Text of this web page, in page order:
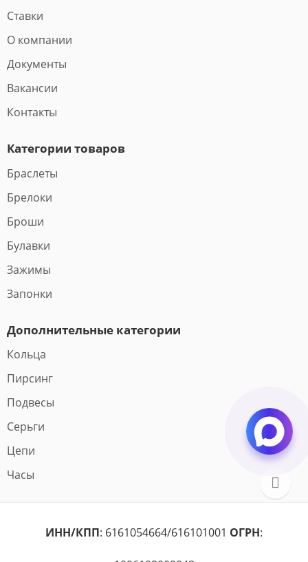
Ставки
О компании
Документы
Вакансии
Контакты
Категории товаров
Браслеты
Брелоки
Броши
Булавки
Зажимы
Запонки
Дополнительные категории
Кольца
Пирсинг
Подвесы
Серьги
Цепи
Часы
ИНН/КПП: 6161054664/616101001 ОГРН: